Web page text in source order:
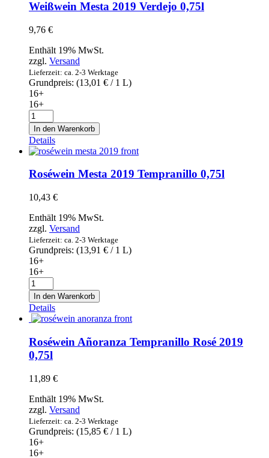
Sekt
Menge
Weißwein Mesta 2019 Verdejo 0,75l
9,76 €
Enthält 19% MwSt.
zzgl. Versand
Lieferzeit: ca. 2-3 Werktage
Grundpreis: (13,01 € / 1 L)
16+
16+
Weißwein
Mesta
2019
Verdejo
0,75l
Menge
In den Warenkorb
Details
Roséwein Mesta 2019 Tempranillo 0,75l
10,43 €
Enthält 19% MwSt.
zzgl. Versand
Lieferzeit: ca. 2-3 Werktage
Grundpreis: (13,91 € / 1 L)
16+
16+
Roséwein
Mesta
2019
Tempranillo
0,75l
Menge
In den Warenkorb
Details
Roséwein Añoranza Tempranillo Rosé 2019
0,75l
11,89 €
Enthält 19% MwSt.
zzgl. Versand
Lieferzeit: ca. 2-3 Werktage
Grundpreis: (15,85 € / 1 L)
16+
16+